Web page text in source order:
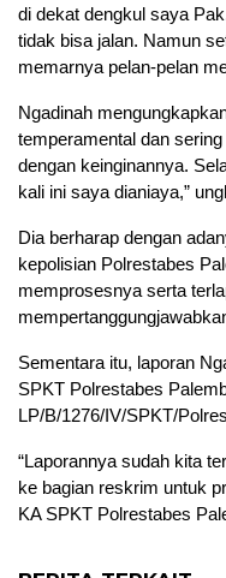
di dekat dengkul saya
tidak bisa jalan. Namun
memarnya pelan-pelan
Ngadinah
temperamental dan
dengan keinginannya.
kali ini saya dianiaya,”
Dia berharap dengan
kepolisian Polrestabes
memprosesnya serta
Sementara itu, laporan
SPKT Polrestabes
LP/B/1276/IV/SPKT/
“Laporannya sudah kita
ke bagian reskrim untuk
KA SPKT Polrestabes